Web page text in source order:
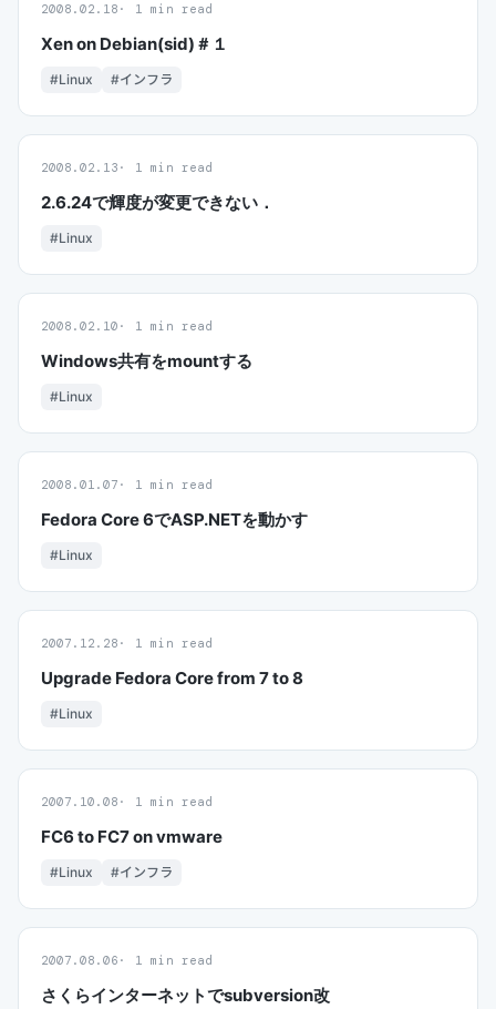
2008.02.18 1 min read
Xen on Debian(sid)＃１
#Linux #インフラ
2008.02.13 1 min read
2.6.24で輝度が変更できない．
#Linux
2008.02.10 1 min read
Windows共有をmountする
#Linux
2008.01.07 1 min read
Fedora Core 6でASP.NETを動かす
#Linux
2007.12.28 1 min read
Upgrade Fedora Core from 7 to 8
#Linux
2007.10.08 1 min read
FC6 to FC7 on vmware
#Linux #インフラ
2007.08.06 1 min read
さくらインターネットでsubversion改